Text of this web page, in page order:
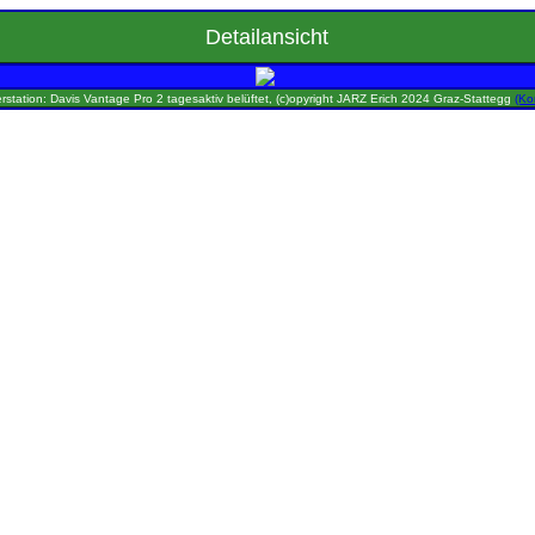
Detailansicht
Davis Vantage Pro 2 tagesaktiv belüftet, (c)opyright JARZ Erich 2024 Graz-Stattegg